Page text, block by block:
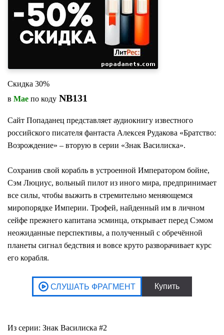
Скидка 30%
в Мае по коду NB131
Сайт Попаданец представляет аудиокнигу известного
российского писателя фантаста Алексея Рудакова «Братство:
Возрождение» – вторую в серии «Знак Василиска».
Сохранив свой корабль в устроенной Императором бойне,
Сэм Люциус, вольный пилот из иного мира, предпринимает
все силы, чтобы выжить в стремительно меняющемся
миропорядке Империи. Трофей, найденный им в личном
сейфе прежнего капитана эсминца, открывает перед Сэмом
неожиданные перспективы, а полученный с обречённой
планеты сигнал бедствия и вовсе круто разворачивает курс
его корабля.
Из серии: Знак Василиска #2